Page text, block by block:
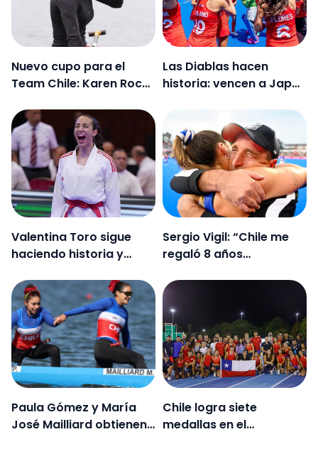
Nuevo cupo para el
Team Chile: Karen Roco
canotaje en París 2024
Las Diablas hacen
historia: vencen a Japón
Nations Cup
Valentina Toro sigue
haciendo historia y
Premier League de
karate en Casablanca
Sergio Vigil: “Chile me
regaló 8 años
sentí querido y como en
familia”
Paula Gómez y María
José Mailliard obtienen
Chile logra siete
medallas en el